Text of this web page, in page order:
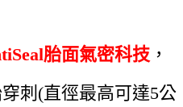
胎面氣密科技 ，
刺(直徑最高可達5公